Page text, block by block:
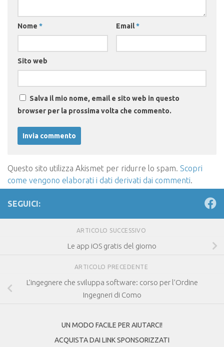
Nome * Email*
Sito web
Salva il mio nome, email e sito web in questo
browser per la prossima volta che commento.
Questo sito utilizza Akismet per ridurre lo spam. Scopri
come vengono elaborati i dati derivati dai commenti.
SEGUICI:
ARTICOLO SUCCESSIVO
Le app iOS gratis del giorno
ARTICOLO PRECEDENTE
L’ingegnere che sviluppa software: corso per l’Ordine
Ingegneri di Como
UN MODO FACILE PER AIUTARCI!
ACQUISTA DAI LINK SPONSORIZZATI